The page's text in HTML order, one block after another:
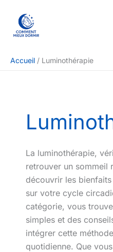
contenu
Accueil Luminothérapie
La luminothérapie,
retrouver un sommeil
découvrir les
sur votre cycle
catégorie, vous
simples et des
intégrer cette
quotidienne. Que